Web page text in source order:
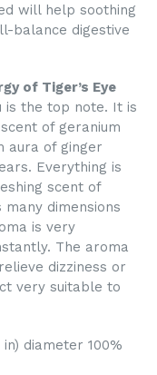
will help soothing
balance digestive
of Tiger’s Eye
is the top note. It is
of geranium
aura of ginger
Everything is
scent of
dimensions
is very
The aroma
dizziness or
very suitable to
diameter 100%